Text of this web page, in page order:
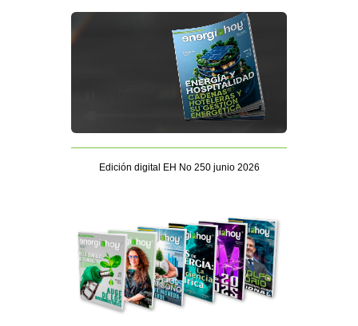
Edición digital EH No 250 junio 2026